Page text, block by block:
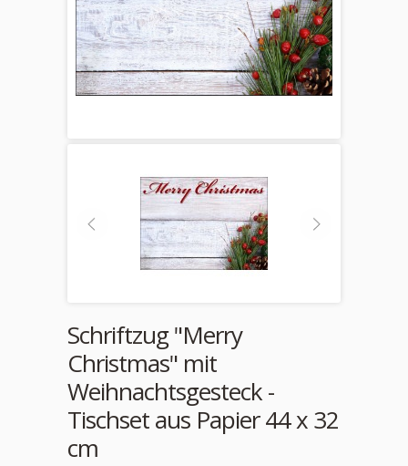
Schriftzug "Merry
Christmas" mit
Weihnachtsgesteck -
Tischset aus Papier 44 x 32
cm